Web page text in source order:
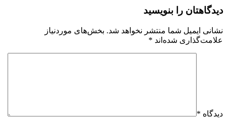
دیدگاهتان را بنویسید
نشانی ایمیل شما منتشر نخواهد شد. بخش‌های موردنیاز
علامت‌گذاری شده‌اند *
دیدگاه *